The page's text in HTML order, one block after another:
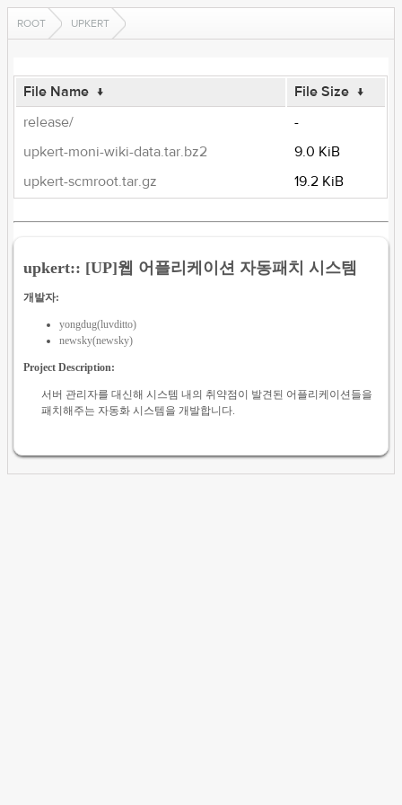
ROOT UPKERT
File Name ↓ File Size ↓
release/
-
upkert-moni-wiki-data.tar.bz2
9.0 KiB
upkert-scmroot.tar.gz
19.2 KiB
upkert:: [UP]웹 어플리케이션 자동패치 시스템
개발자:
yongdug(luvditto)
newsky(newsky)
Project Description:
서버 관리자를 대신해 시스템 내의 취약점이 발견된 어플리케이션들을
패치해주는 자동화 시스템을 개발합니다.